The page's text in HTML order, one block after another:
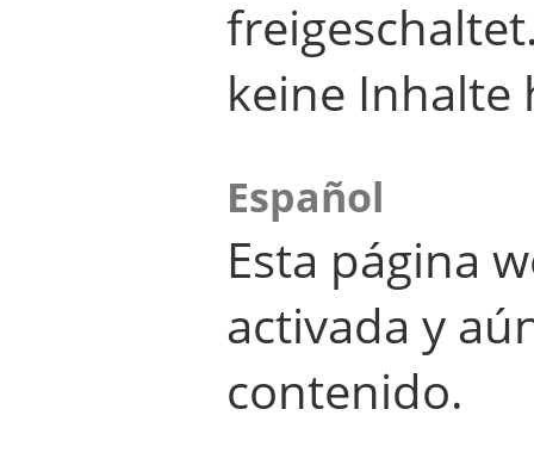
keine Inhalte
Español
Esta página
activada y
contenido.